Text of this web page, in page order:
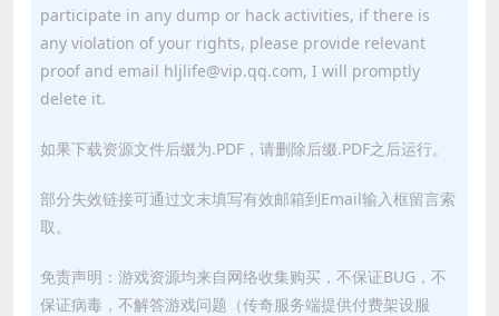
participate in any dump or hack activities, if there is
any violation of your rights, please provide relevant
proof and email hljlife@vip.qq.com, I will promptly
delete it.
如果下载资源文件后缀为.PDF，请删除后缀.PDF之后运行。
部分失效链接可通过文末填写有效邮箱到Email输入框留言索
取。
免责声明：游戏资源均来自网络收集购买，不保证BUG，不
保证病毒，不解答游戏问题（传奇服务端提供付费架设服